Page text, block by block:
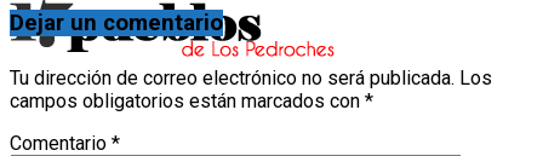
Dejar un comentario
Tu dirección de correo electrónico no será publicada. Los
campos obligatorios están marcados con *
Comentario *